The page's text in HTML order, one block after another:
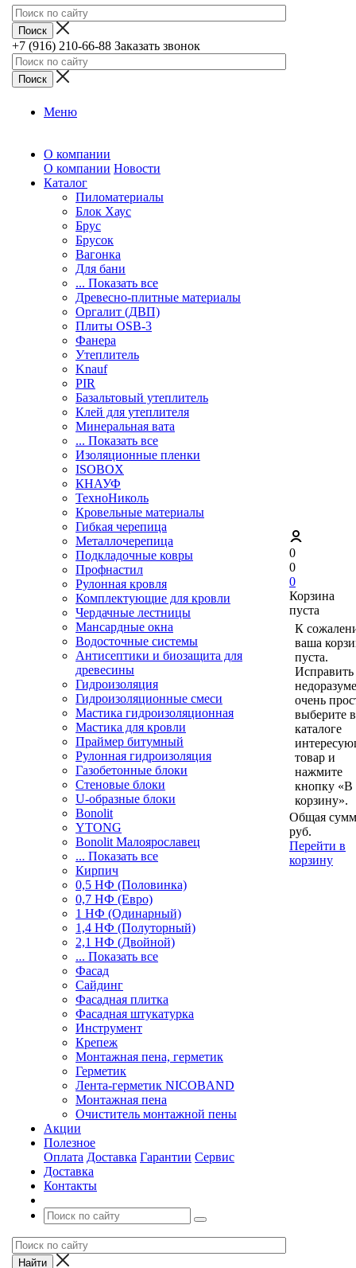
+7 (916) 210-66-88 Заказать звонок
Меню
О компании
О компании Новости
Каталог
Пиломатериалы
Блок Хаус
Брус
Брусок
Вагонка
Для бани
... Показать все
Древесно-плитные материалы
Оргалит (ДВП)
Плиты OSB-3
Фанера
Утеплитель
Knauf
PIR
Базальтовый утеплитель
Клей для утеплителя
Минеральная вата
... Показать все
Изоляционные пленки
ISOBOX
КНАУФ
ТехноНиколь
Кровельные материалы
Гибкая черепица
Металлочерепица
Подкладочные ковры
Профнастил
Рулонная кровля
Комплектующие для кровли
Чердачные лестницы
Мансардные окна
Водосточные системы
Антисептики и биозащита для
древесины
Гидроизоляция
Гидроизоляционные смеси
Мастика гидроизоляционная
Мастика для кровли
Праймер битумный
Рулонная гидроизоляция
Газобетонные блоки
Стеновые блоки
U-образные блоки
Bonolit
YTONG
Bonolit Малоярославец
... Показать все
Кирпич
0,5 НФ (Половинка)
0,7 НФ (Евро)
1 НФ (Одинарный)
1,4 НФ (Полуторный)
2,1 НФ (Двойной)
... Показать все
Фасад
Сайдинг
Фасадная плитка
Фасадная штукатурка
Инструмент
Крепеж
Монтажная пена, герметик
Герметик
Лента-герметик NICOBAND
Монтажная пена
Очиститель монтажной пены
Акции
Полезное
Оплата Доставка Гарантии Сервис
Доставка
Контакты
0
0
0
Корзина
пуста
К
ваша
пуста.
Исправить
очень
выберите в
каталоге
товар и
нажмите
кнопку «В
корзину».
Общая
руб.
Перейти в
корзину